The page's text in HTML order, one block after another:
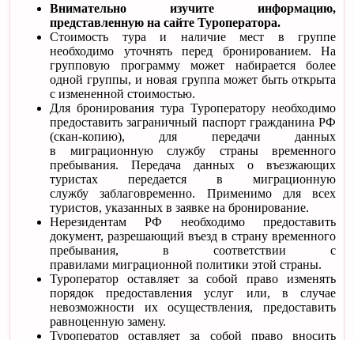
Внимательно изучите информацию,
представленную на сайте Туроператора.
Стоимость тура и наличие мест в группе
необходимо уточнять перед бронированием. На
групповую программу может набирается более
одной группы, и новая группа может быть открыта
с измененной стоимостью.
Для бронирования тура Туроператору необходимо
предоставить заграничный паспорт гражданина РФ
(скан-копию), для передачи данных
в миграционную службу страны временного
пребывания. Передача данных о въезжающих
туристах передается в миграционную
службу заблаговременно. Применимо для всех
туристов, указанных в заявке на бронирование.
Нерезидентам РФ необходимо предоставить
документ, разрешающий въезд в страну временного
пребывания, в соответствии с
правилами миграционной политики этой страны.
Туроператор оставляет за собой право изменять
порядок предоставления услуг или, в случае
невозможности их осуществления, предоставить
равноценную замену.
Туроператор оставляет за собой право вносить